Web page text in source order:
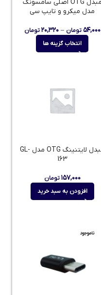
مبدل OTG اصلی سامسونگ
مدل میکرو و تایپ سی
۵۴,۰۰۰ تومان – ۲۰,۳۲۰ تومان
انتخاب گزینه ها
مبدل لایتنینگ OTG مدل GL-
163
۱۵۷,۰۰۰ تومان
افزودن به سبد خرید
ناموجود